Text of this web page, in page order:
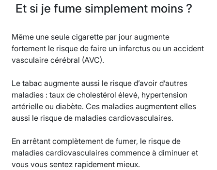
Et si je fume simplement moins ?
Même une seule cigarette par jour augmente
fortement le risque de faire un infarctus ou un accident
vasculaire cérébral (AVC).
Le tabac augmente aussi le risque d’avoir d’autres
maladies : taux de cholestérol élevé, hypertension
artérielle ou diabète. Ces maladies augmentent elles
aussi le risque de maladies cardiovasculaires.
En arrêtant complètement de fumer, le risque de
maladies cardiovasculaires commence à diminuer et
vous vous sentez rapidement mieux.